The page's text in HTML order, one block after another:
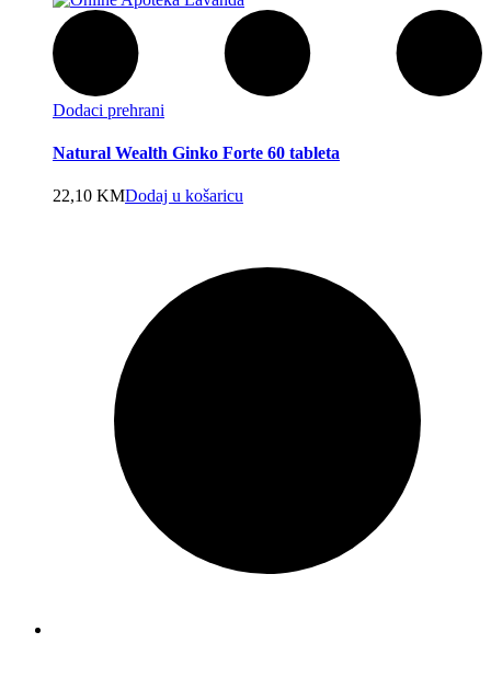
Dodaci prehrani
Natural Wealth Ginko Forte 60 tableta
22,10 KMDodaj u košaricu